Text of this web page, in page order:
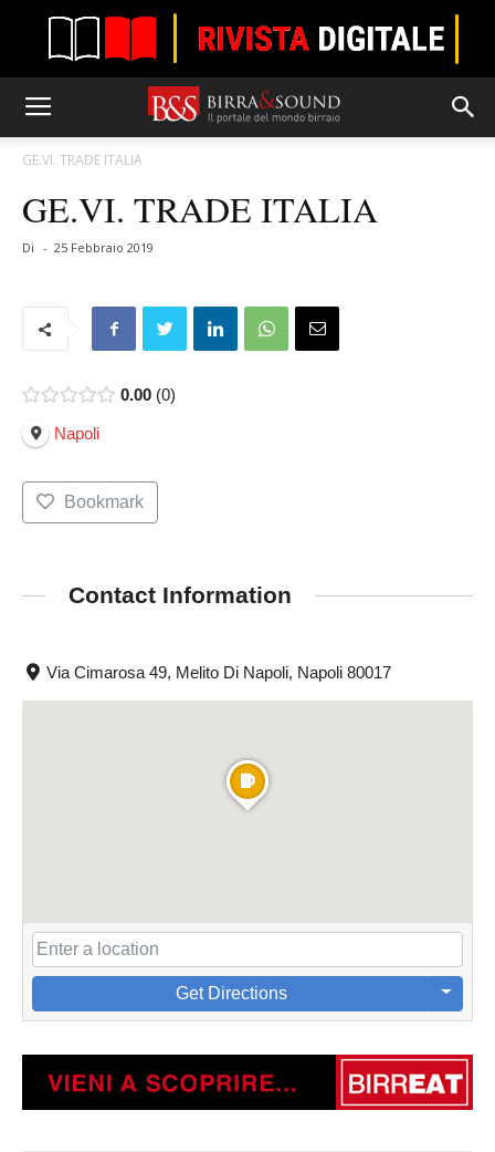
GE.VI. TRADE ITALIA
GE.VI. TRADE ITALIA
Di - 25 Febbraio 2019
0.00 0
Napoli
Bookmark
Contact Information
Via Cimarosa 49, Melito Di Napoli, Napoli 80017
Get Directions